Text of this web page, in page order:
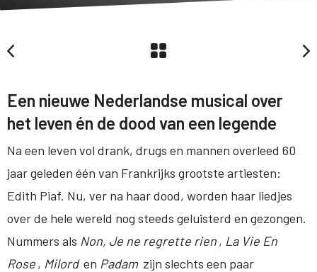
Een nieuwe Nederlandse musical over
het leven én de dood van een legende
Na een leven vol drank, drugs en mannen overleed 60
jaar geleden één van Frankrijks grootste artiesten:
Edith Piaf. Nu, ver na haar dood, worden haar liedjes
over de hele wereld nog steeds geluisterd en gezongen.
Nummers als Non, Je ne regrette rien, La Vie En
Rose, Milord en Padam zijn slechts een paar